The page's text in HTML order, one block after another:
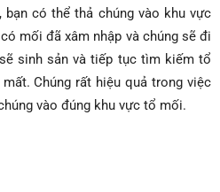
có thể thả chúng vào khu vực
mối đã xâm nhập và chúng sẽ đi
sinh sản và tiếp tục tìm kiếm tổ
Chúng rất hiệu quả trong việc
vào đúng khu vực tổ mối.